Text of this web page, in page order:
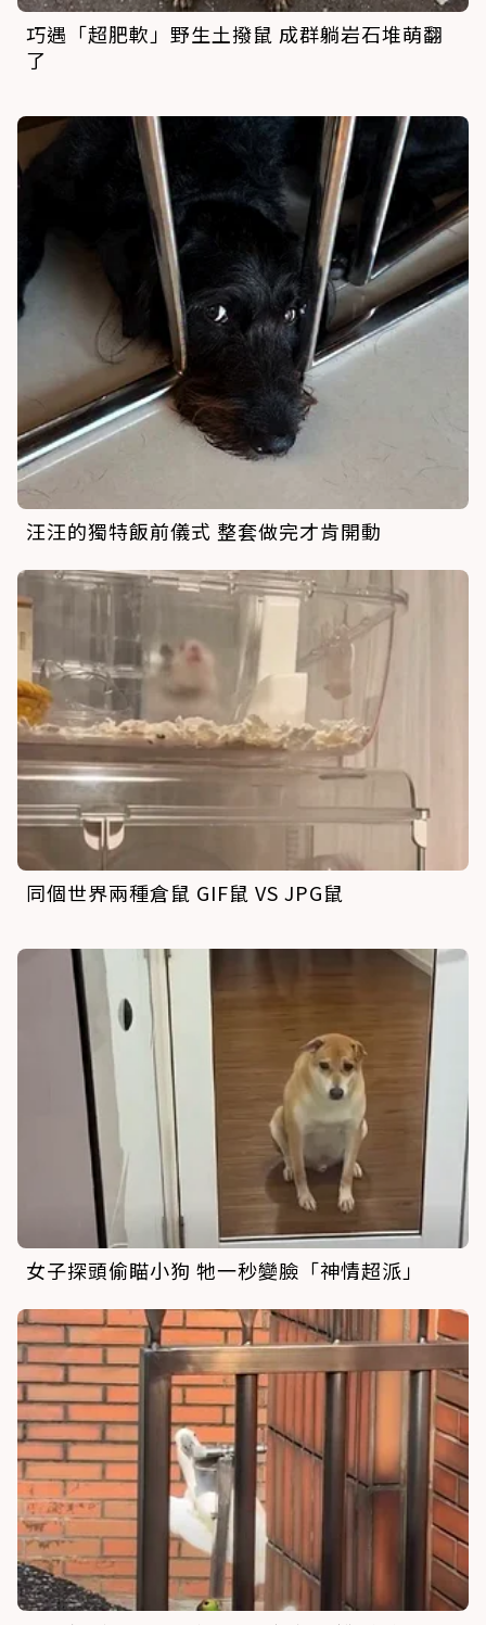
巧遇「超肥軟」野生土撥鼠 成群躺岩石堆萌翻
了
汪汪的獨特飯前儀式 整套做完才肯開動
同個世界兩種倉鼠 GIF鼠 VS JPG鼠
女子探頭偷瞄小狗 牠一秒變臉「神情超派」